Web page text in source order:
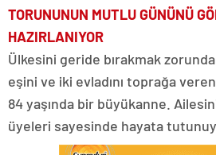
TORUNUNUN MUTLU GÜNÜNÜ
HAZIRLANIYOR
Ülkesini geride bırakmak zorunda
eşini ve iki evladını toprağa
84 yaşında bir büyükanne.
üyeleri sayesinde hayata